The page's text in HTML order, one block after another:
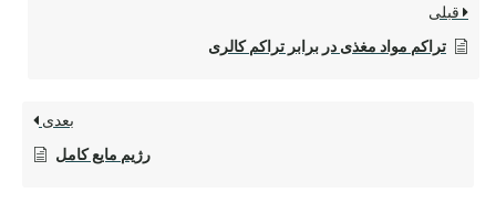
قبلی
تراکم مواد مغذی در برابر تراکم کالری
بعدی
رژیم مایع کامل